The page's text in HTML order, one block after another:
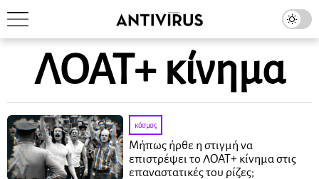
ΛΟΑΤ+ κίνημα
κόσμος
Μήπως ήρθε η στιγμή να
επιστρέψει το ΛΟΑΤ+ κίνημα στις
επαναστατικές του ρίζες;